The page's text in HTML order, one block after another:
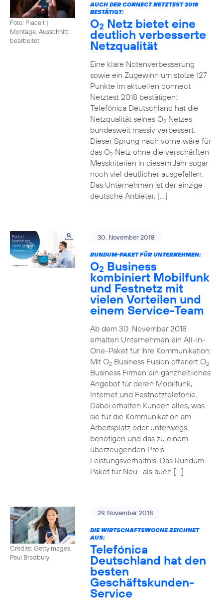
Foto: Placeit |
Montage, Ausschnitt
bearbeitet
AUCH DER CONNECT NETZTEST 2018
BESTÄTIGT:
O2 Netz bietet eine
deutlich verbesserte
Netzqualität
Eine klare Notenverbesserung
sowie ein Zugewinn um stolze 127
Punkte im aktuellen connect
Netztest 2018 bestätigen:
Telefónica Deutschland hat die
Netzqualität seines O2Netzes
bundesweit massiv verbessert.
Dieser Sprung nach vorne wäre für
das O2Netz ohne die verschärften
Messkriterien in diesem Jahr sogar
noch viel deutlicher ausgefallen.
Das Unternehmen ist der einzige
deutsche Anbieter, […]
30. November 2018
RUNDUM-PAKET FÜR UNTERNEHMEN:
O2 Business
kombiniert Mobilfunk
und Festnetz mit
vielen Vorteilen und
einem Service-Team
Ab dem 30. November 2018
erhalten Unternehmen ein All-in-
One-Paket für ihre Kommunikation:
Mit O2Business Fusion offeriert O2
Business Firmen ein ganzheitliches
Angebot für deren Mobilfunk,
Internet und Festnetztelefonie.
Dabei erhalten Kunden alles, was
sie für die Kommunikation am
Arbeitsplatz oder unterwegs
benötigen und das zu einem
überzeugenden Preis-
Leistungsverhältnis. Das Rundum-
Paket für Neu- als auch […]
Credits: Gettyimages,
Paul Bradbury
29. November 2018
DIE WIRTSCHAFTSWOCHE ZEICHNET
AUS:
Telefónica
Deutschland hat den
besten
Geschäftskunden-
Service